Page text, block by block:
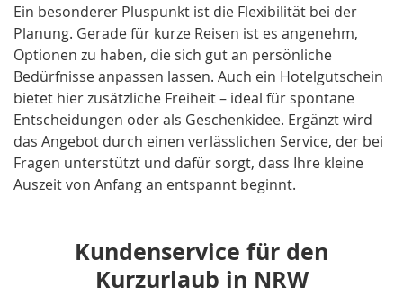
Ein besonderer Pluspunkt ist die Flexibilität bei der
Planung. Gerade für kurze Reisen ist es angenehm,
Optionen zu haben, die sich gut an persönliche
Bedürfnisse anpassen lassen. Auch ein Hotelgutschein
bietet hier zusätzliche Freiheit – ideal für spontane
Entscheidungen oder als Geschenkidee. Ergänzt wird
das Angebot durch einen verlässlichen Service, der bei
Fragen unterstützt und dafür sorgt, dass Ihre kleine
Auszeit von Anfang an entspannt beginnt.
Kundenservice für den
Kurzurlaub in NRW